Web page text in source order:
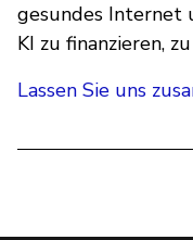
gesundes Internet
KI zu finanzieren,
Lassen Sie uns